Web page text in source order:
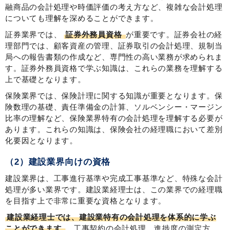
融商品の会計処理や時価評価の考え方など、複雑な会計処理
についても理解を深めることができます。
証券業界では、
証券外務員資格 が重要です。証券会社の経
理部門では、顧客資産の管理、証券取引の会計処理、規制当
局への報告書類の作成など、専門性の高い業務が求められま
す。証券外務員資格で学ぶ知識は、これらの業務を理解する
上で基礎となります。
保険業界では、保険計理に関する知識が重要となります。保
険数理の基礎、責任準備金の計算、ソルベンシー・マージン
比率の理解など、保険業界特有の会計処理を理解する必要が
あります。これらの知識は、保険会社の経理職において差別
化要因となります。
（2）建設業界向けの資格
建設業界は、工事進行基準や完成工事基準など、特殊な会計
処理が多い業界です。建設業経理士は、この業界での経理職
を目指す上で非常に重要な資格となります。
建設業経理士では、建設業特有の会計処理を体系的に学ぶ
ことができます
。工事契約の会計処理、進捗度の測定方